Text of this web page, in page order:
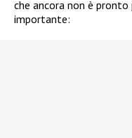
che ancora non è
importante: